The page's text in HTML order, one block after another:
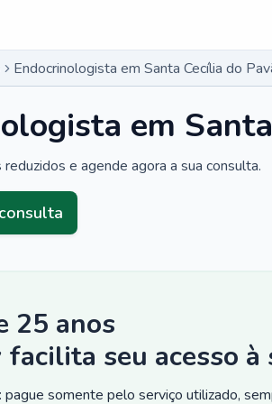
Endocrinologista em Santa Cecília do
em
e agende agora a sua consulta.
25 anos
seu acesso à
pague somente pelo serviço utilizado,